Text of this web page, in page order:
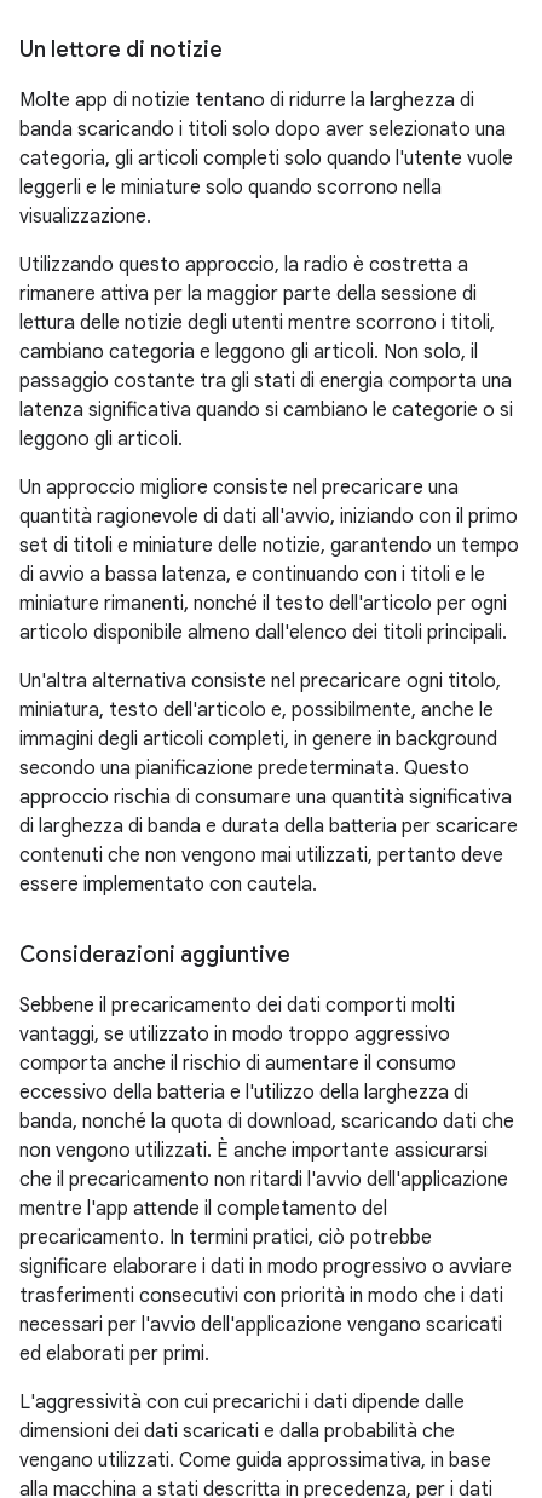
Un lettore di notizie
Molte app di notizie tentano di ridurre la larghezza di
banda scaricando i titoli solo dopo aver selezionato una
categoria, gli articoli completi solo quando l'utente vuole
leggerli e le miniature solo quando scorrono nella
visualizzazione.
Utilizzando questo approccio, la radio è costretta a
rimanere attiva per la maggior parte della sessione di
lettura delle notizie degli utenti mentre scorrono i titoli,
cambiano categoria e leggono gli articoli. Non solo, il
passaggio costante tra gli stati di energia comporta una
latenza significativa quando si cambiano le categorie o si
leggono gli articoli.
Un approccio migliore consiste nel precaricare una
quantità ragionevole di dati all'avvio, iniziando con il primo
set di titoli e miniature delle notizie, garantendo un tempo
di avvio a bassa latenza, e continuando con i titoli e le
miniature rimanenti, nonché il testo dell'articolo per ogni
articolo disponibile almeno dall'elenco dei titoli principali.
Un'altra alternativa consiste nel precaricare ogni titolo,
miniatura, testo dell'articolo e, possibilmente, anche le
immagini degli articoli completi, in genere in background
secondo una pianificazione predeterminata. Questo
approccio rischia di consumare una quantità significativa
di larghezza di banda e durata della batteria per scaricare
contenuti che non vengono mai utilizzati, pertanto deve
essere implementato con cautela.
Considerazioni aggiuntive
Sebbene il precaricamento dei dati comporti molti
vantaggi, se utilizzato in modo troppo aggressivo
comporta anche il rischio di aumentare il consumo
eccessivo della batteria e l'utilizzo della larghezza di
banda, nonché la quota di download, scaricando dati che
non vengono utilizzati. È anche importante assicurarsi
che il precaricamento non ritardi l'avvio dell'applicazione
mentre l'app attende il completamento del
precaricamento. In termini pratici, ciò potrebbe
significare elaborare i dati in modo progressivo o avviare
trasferimenti consecutivi con priorità in modo che i dati
necessari per l'avvio dell'applicazione vengano scaricati
ed elaborati per primi.
L'aggressività con cui precarichi i dati dipende dalle
dimensioni dei dati scaricati e dalla probabilità che
vengano utilizzati. Come guida approssimativa, in base
alla macchina a stati descritta in precedenza, per i dati